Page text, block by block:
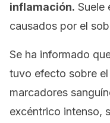
inflamación. Suele
causados por el
Se ha informado
tuvo efecto sobre
marcadores
excéntrico intenso,